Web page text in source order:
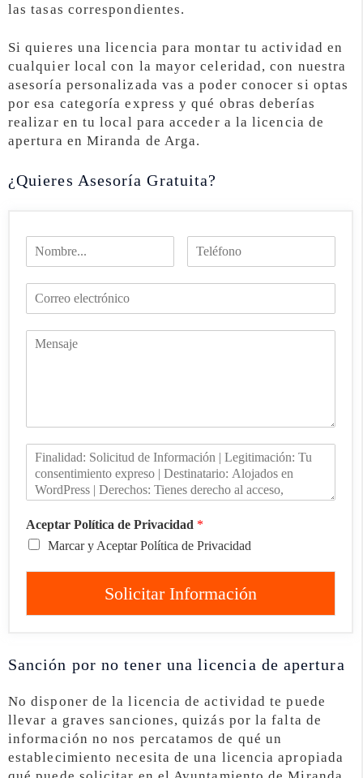
las tasas correspondientes.
Si quieres una licencia para montar tu actividad en
cualquier local con la mayor celeridad, con nuestra
asesoría personalizada vas a poder conocer si optas
por esa categoría express y qué obras deberías
realizar en tu local para acceder a la licencia de
apertura en Miranda de Arga.
¿Quieres Asesoría Gratuita?
Aceptar Política de Privacidad *
Marcar y Aceptar Política de Privacidad
Solicitar Información
Sanción por no tener una licencia de apertura
No disponer de la licencia de actividad te puede
llevar a graves sanciones, quizás por la falta de
información no nos percatamos de qué un
establecimiento necesita de una licencia apropiada